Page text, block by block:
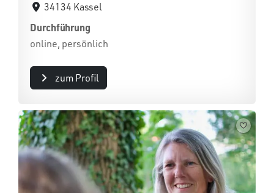
34134 Kassel
Durchführung
online, persönlich
zum Profil